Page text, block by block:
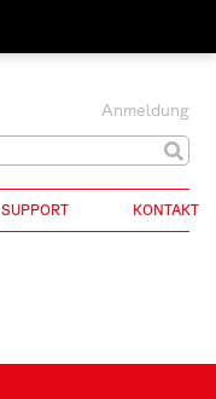
Anmeldung
SUPPORT KONTAKT